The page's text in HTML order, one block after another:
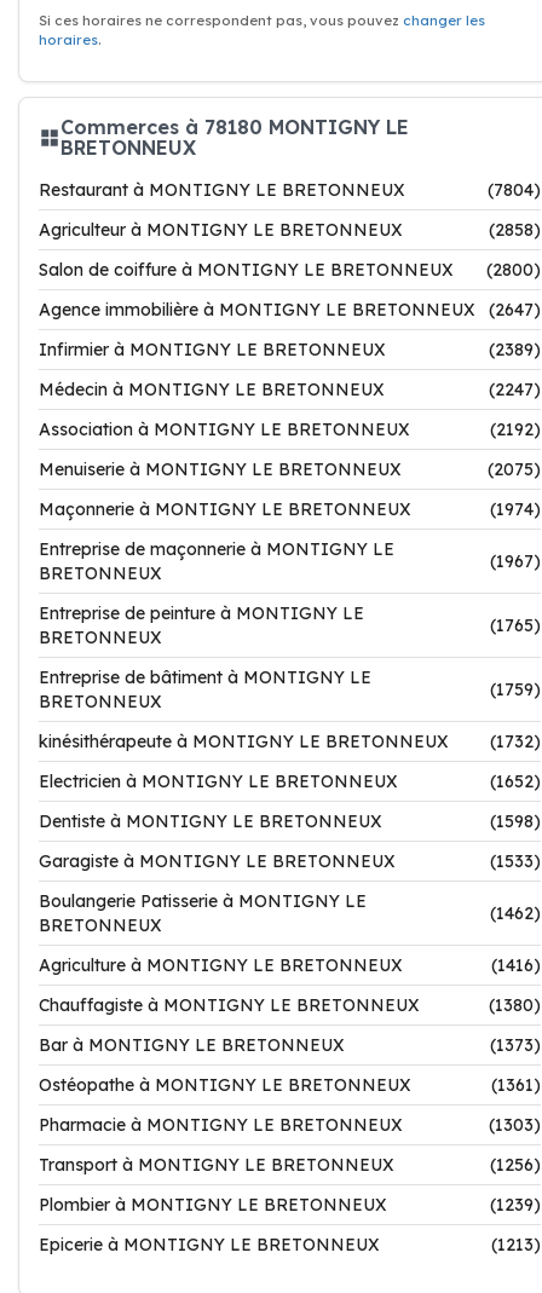
Si ces horaires ne correspondent pas, vous pouvez changer les
horaires.
Commerces à 78180 MONTIGNY LE
BRETONNEUX
Restaurant à MONTIGNY LE BRETONNEUX
(7804)
Agriculteur à MONTIGNY LE BRETONNEUX
(2858)
Salon de coiffure à MONTIGNY LE BRETONNEUX
(2800)
Agence immobilière à MONTIGNY LE BRETONNEUX
(2647)
Infirmier à MONTIGNY LE BRETONNEUX
(2389)
Médecin à MONTIGNY LE BRETONNEUX
(2247)
Association à MONTIGNY LE BRETONNEUX
(2192)
Menuiserie à MONTIGNY LE BRETONNEUX
(2075)
Maçonnerie à MONTIGNY LE BRETONNEUX
(1974)
Entreprise de maçonnerie à MONTIGNY LE
BRETONNEUX
(1967)
Entreprise de peinture à MONTIGNY LE
BRETONNEUX
(1765)
Entreprise de bâtiment à MONTIGNY LE
BRETONNEUX
(1759)
kinésithérapeute à MONTIGNY LE BRETONNEUX
(1732)
Electricien à MONTIGNY LE BRETONNEUX
(1652)
Dentiste à MONTIGNY LE BRETONNEUX
(1598)
Garagiste à MONTIGNY LE BRETONNEUX
(1533)
Boulangerie Patisserie à MONTIGNY LE
BRETONNEUX
(1462)
Agriculture à MONTIGNY LE BRETONNEUX
(1416)
Chauffagiste à MONTIGNY LE BRETONNEUX
(1380)
Bar à MONTIGNY LE BRETONNEUX
(1373)
Ostéopathe à MONTIGNY LE BRETONNEUX
(1361)
Pharmacie à MONTIGNY LE BRETONNEUX
(1303)
Transport à MONTIGNY LE BRETONNEUX
(1256)
Plombier à MONTIGNY LE BRETONNEUX
(1239)
Epicerie à MONTIGNY LE BRETONNEUX
(1213)